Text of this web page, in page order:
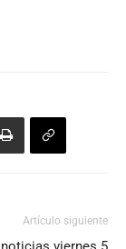
Artículo siguiente